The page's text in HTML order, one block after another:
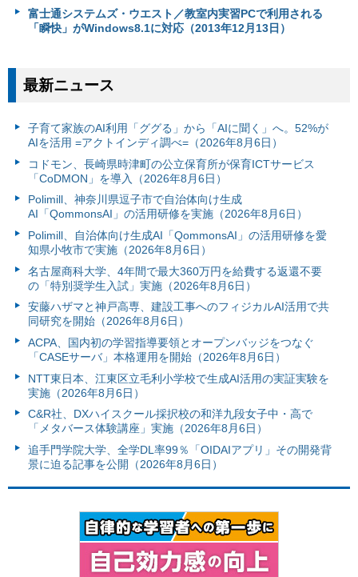
富士通システムズ・ウエスト／教室内実習PCで利用される
「瞬快」がWindows8.1に対応（2013年12月13日）
最新ニュース
子育て家族のAI利用「ググる」から「AIに聞く」へ。52%が
AIを活用 =アクトインディ調べ=（2026年8月6日）
コドモン、長崎県時津町の公立保育所が保育ICTサービス
「CoDMON」を導入（2026年8月6日）
Polimill、神奈川県逗子市で自治体向け生成
AI「QommonsAI」の活用研修を実施（2026年8月6日）
Polimill、自治体向け生成AI「QommonsAI」の活用研修を愛
知県小牧市で実施（2026年8月6日）
名古屋商科大学、4年間で最大360万円を給費する返還不要
の「特別奨学生入試」実施（2026年8月6日）
安藤ハザマと神戸高専、建設工事へのフィジカルAI活用で共
同研究を開始（2026年8月6日）
ACPA、国内初の学習指導要領とオープンバッジをつなぐ
「CASEサーバ」本格運用を開始（2026年8月6日）
NTT東日本、江東区立毛利小学校で生成AI活用の実証実験を
実施（2026年8月6日）
C&R社、DXハイスクール採択校の和洋九段女子中・高で
「メタバース体験講座」実施（2026年8月6日）
追手門学院大学、全学DL率99％「OIDAIアプリ」その開発背
景に迫る記事を公開（2026年8月6日）